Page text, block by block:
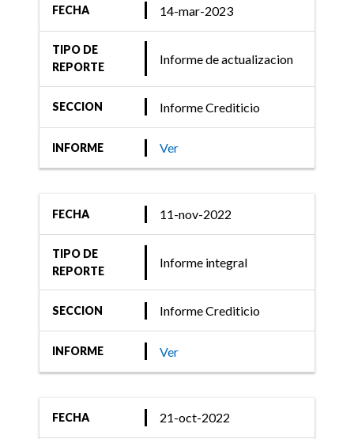
FECHA 14-mar-2023
TIPO DE
REPORTE
Informe de actualizacion
SECCION Informe Crediticio
INFORME Ver
FECHA 11-nov-2022
TIPO DE
REPORTE
Informe integral
SECCION Informe Crediticio
INFORME Ver
FECHA 21-oct-2022